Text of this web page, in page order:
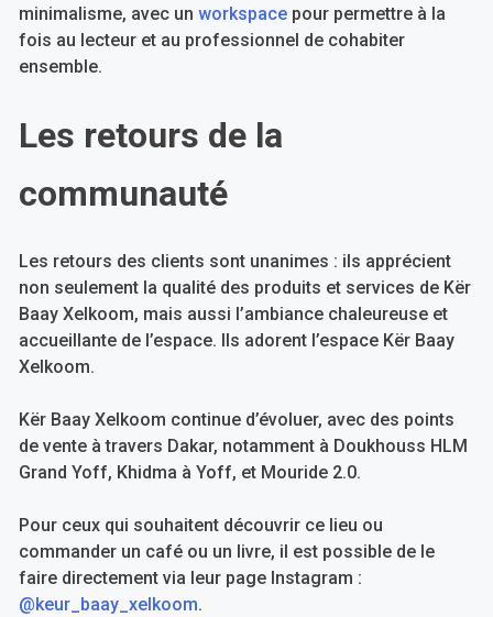
minimalisme, avec un workspace pour permettre à la
fois au lecteur et au professionnel de cohabiter
ensemble.
Les retours de la
communauté
Les retours des clients sont unanimes : ils apprécient
non seulement la qualité des produits et services de Kër
Baay Xelkoom, mais aussi l’ambiance chaleureuse et
accueillante de l’espace. Ils adorent l’espace Kër Baay
Xelkoom.
Kër Baay Xelkoom continue d’évoluer, avec des points
de vente à travers Dakar, notamment à Doukhouss HLM
Grand Yoff, Khidma à Yoff, et Mouride 2.0.
Pour ceux qui souhaitent découvrir ce lieu ou
commander un café ou un livre, il est possible de le
faire directement via leur page Instagram :
@keur_baay_xelkoom.